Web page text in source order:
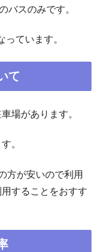
バスのみです。
ています。
て
場があります。
。
方が安いので利用
することをおすす